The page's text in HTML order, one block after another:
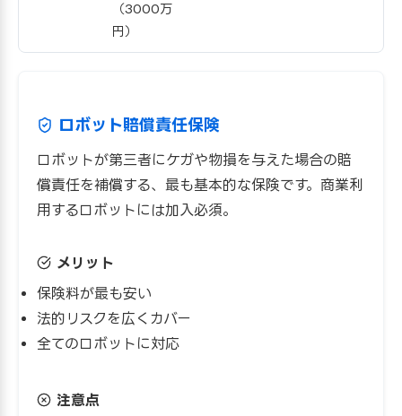
（3000万
円）
ロボット賠償責任保険
ロボットが第三者にケガや物損を与えた場合の賠
償責任を補償する、最も基本的な保険です。商業利
用するロボットには加入必須。
メリット
保険料が最も安い
法的リスクを広くカバー
全てのロボットに対応
注意点